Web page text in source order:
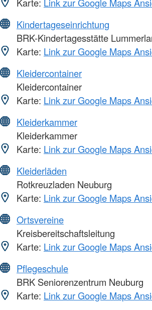
Karte: Link zur Google Maps
Kindertageseinrichtung
BRK-Kindertagesstätte
Karte: Link zur Google Maps
Kleidercontainer
Kleidercontainer
Karte: Link zur Google Maps
Kleiderkammer
Kleiderkammer
Karte: Link zur Google Maps
Kleiderläden
Rotkreuzladen Neuburg
Karte: Link zur Google Maps
Ortsvereine
Kreisbereitschaftsleitung
Karte: Link zur Google Maps
Pflegeschule
BRK Seniorenzentrum Neuburg
Karte: Link zur Google Maps